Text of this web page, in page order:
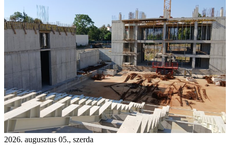
2026. augusztus 05., szerda